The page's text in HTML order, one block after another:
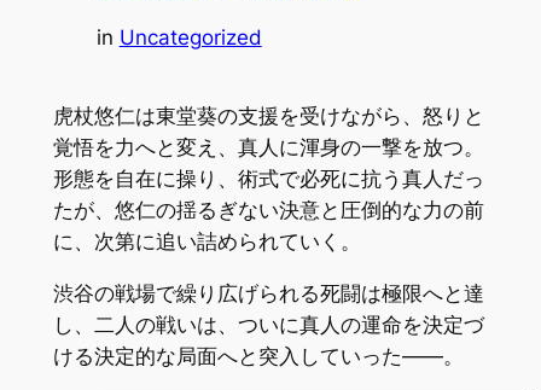
in Uncategorized
虎杖悠仁は東堂葵の支援を受けながら、怒りと
覚悟を力へと変え、真人に渾身の一撃を放つ。
形態を自在に操り、術式で必死に抗う真人だっ
たが、悠仁の揺るぎない決意と圧倒的な力の前
に、次第に追い詰められていく。
渋谷の戦場で繰り広げられる死闘は極限へと達
し、二人の戦いは、ついに真人の運命を決定づ
ける決定的な局面へと突入していった――。